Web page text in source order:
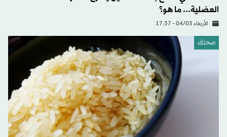
العضلية... ما هو؟
الأربعاء 04/03 - 17:37
صحتك